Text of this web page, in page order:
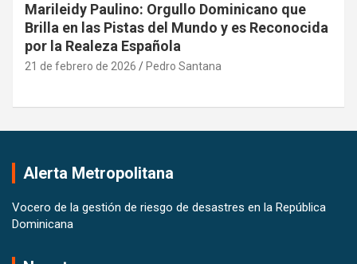
Marileidy Paulino: Orgullo Dominicano que
Brilla en las Pistas del Mundo y es Reconocida
por la Realeza Española
21 de febrero de 2026 Pedro Santana
Alerta Metropolitana
Vocero de la gestión de riesgo de desastres en la República
Dominicana